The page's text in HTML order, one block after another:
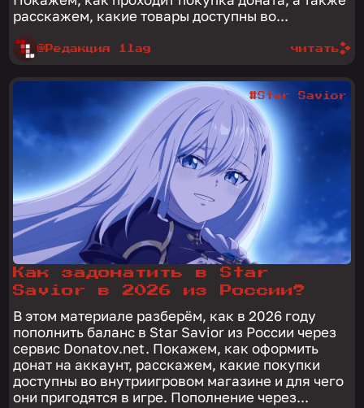
расскажем, какие товары доступны во...
@Редакция 1lag читать
Как задонатить в Star
Savior в 2026 из России?
В этом материале разберём, как в 2026 году
пополнить баланс в Star Savior из России через
сервис Donatov.net. Покажем, как оформить
донат на аккаунт, расскажем, какие покупки
доступны во внутриигровом магазине и для чего
они пригодятся в игре. Пополнение через...
#Star Savior